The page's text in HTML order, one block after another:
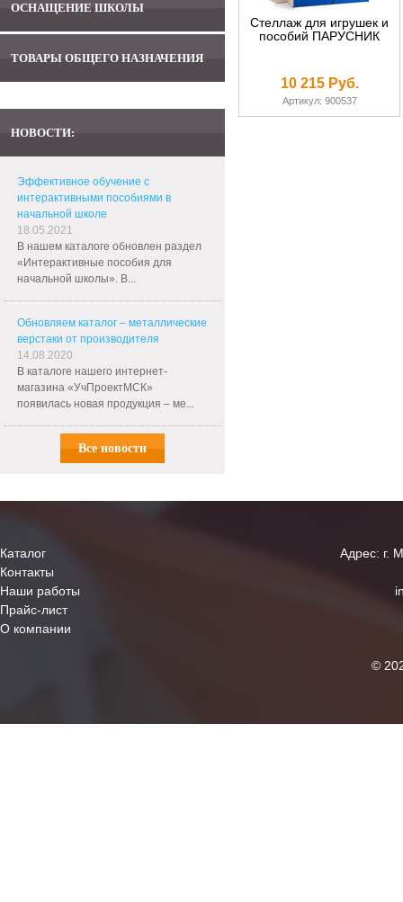
ОСНАЩЕНИЕ ШКОЛЫ
ТОВАРЫ ОБЩЕГО НАЗНАЧЕНИЯ
НОВОСТИ:
Эффективное обучение с
интерактивными пособиями в
начальной школе
18.05.2021
В нашем каталоге обновлен раздел
«Интерактивные пособия для
начальной школы». В...
Обновляем каталог – металлические
верстаки от производителя
14.08.2020
В каталоге нашего интернет-
магазина «УчПроектМСК»
появилась новая продукция – ме...
Все новости
Стеллаж для игрушек и
пособий ПАРУСНИК
10 215 Руб.
Артикул: 900537
Каталог
Контакты
Наши работы
Прайс-лист
О компании
Адрес: г.
©